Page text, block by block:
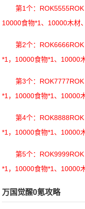
第1个：ROK5555ROK
10000食物*1、10000木材
第2个：ROK6666ROK
*1，10000食物*1、10000
第3个：ROK7777ROK
*1，10000食物*1、10000
第4个：ROK8888ROK
*1，10000食物*1、10000
第5个：ROK9999ROK
*1，10000食物*1、10000
万国觉醒0氪攻略